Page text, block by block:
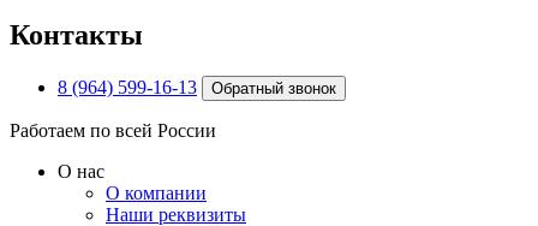
Контакты
8 (964) 599-16-13 Обратный звонок
Работаем по всей России
О нас
О компании
Наши реквизиты